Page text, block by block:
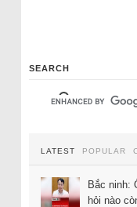
SEARCH
LATEST POPULAR
Bắc ninh:
hỏi nào